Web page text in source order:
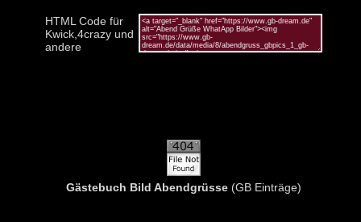
HTML Code für
Kwick,4crazy und
andere
Gästebuch Bild Abendgrüsse(GB Einträge)